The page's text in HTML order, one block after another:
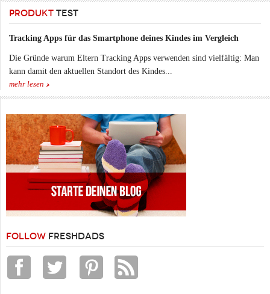
PRODUKT TEST
Tracking Apps für das Smartphone deines Kindes im Vergleich
Die Gründe warum Eltern Tracking Apps verwenden sind vielfältig: Man
kann damit den aktuellen Standort des Kindes...
mehr lesen
FOLLOW FRESHDADS